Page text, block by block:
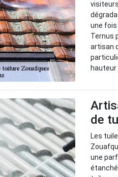
une fois
Ternus
artisan
hauteur
de
Les
une